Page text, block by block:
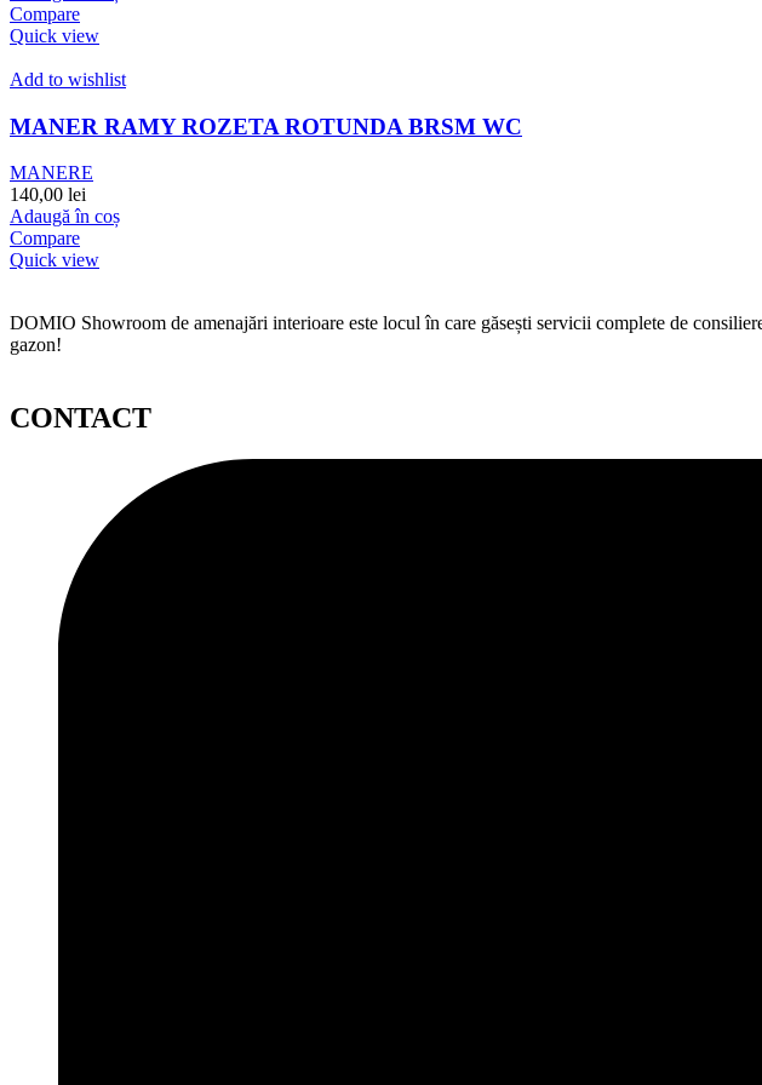
Compare
Quick view
Add to wishlist
MANER RAMY ROZETA ROTUNDA BRSM WC
MANERE
140,00 lei
Adaugă în coș
Compare
Quick view
DOMIO Showroom de amenajări interioare este locul în care găsești servicii complete de
gazon!
CONTACT